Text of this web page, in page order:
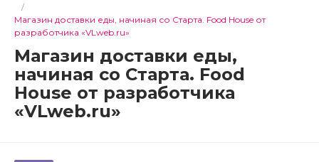
/
Магазин доставки еды, начиная со Старта. Food House от
разработчика «VLweb.ru»
Магазин доставки еды,
начиная со Старта. Food
House от разработчика
«VLweb.ru»